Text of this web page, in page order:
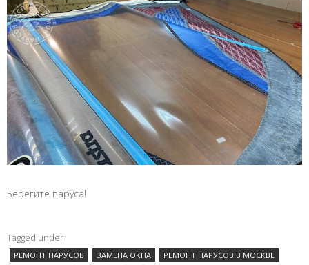
Берегите паруса!
Tagged under
РЕМОНТ ПАРУСОВ ЗАМЕНА ОКНА РЕМОНТ ПАРУСОВ В МОСКВЕ